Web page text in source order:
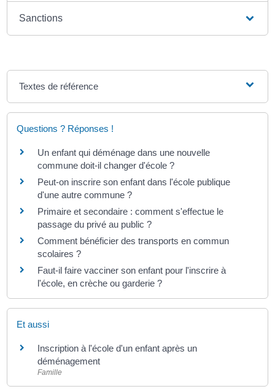
Sanctions
Textes de référence
Questions ? Réponses !
Un enfant qui déménage dans une nouvelle
commune doit-il changer d'école ?
Peut-on inscrire son enfant dans l'école publique
d'une autre commune ?
Primaire et secondaire : comment s'effectue le
passage du privé au public ?
Comment bénéficier des transports en commun
scolaires ?
Faut-il faire vacciner son enfant pour l'inscrire à
l'école, en crèche ou garderie ?
Et aussi
Inscription à l'école d'un enfant après un
déménagement
Famille